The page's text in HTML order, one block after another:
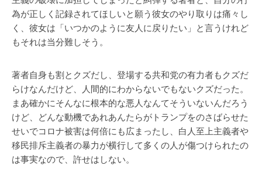
為が正しく記録されてほしいと願う彼女のやり取りは痛々し
く、彼女は「いつかのように友人に戻りたい」と言うけれど
もそれは当分難しそう。
著者自身も割とクズだし、登場する共和党の有力者もクズだ
らけなんだけど、人間的にわからないでもないクズだった。
まあ確かにそんなに根本的な悪人なんてそういないんだろう
けど、どんな動機であれあんたらがトランプをのさばらせた
せいでコロナ被害は何倍にも広まったし、白人至上主義者や
移民排斥主義者の暴力が横行して多くの人が傷つけられたの
は事実なので、許せはしない。